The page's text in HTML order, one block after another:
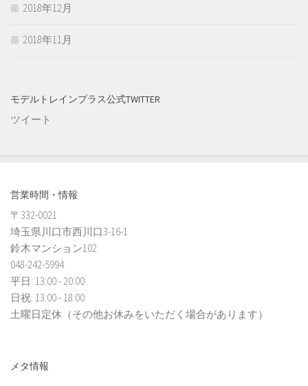
2018年12月
2018年11月
モデルトレインプラス公式TWITTER
ツイート
営業時間・情報
〒332-0021
埼玉県川口市西川口3-16-1
鈴木マンション102
048-242-5994
平日: 13:00 - 20:00
日祝: 13:00 - 18:00
土曜日定休（その他お休みをいただく場合があります）
メタ情報